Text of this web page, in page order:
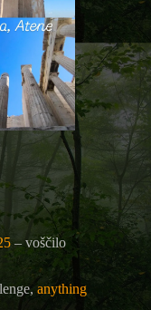
– voščilo
anything